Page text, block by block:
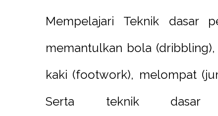
Mempelajari Teknik dasar
memantulkan bola
kaki (footwork), melompat
Serta teknik dasar